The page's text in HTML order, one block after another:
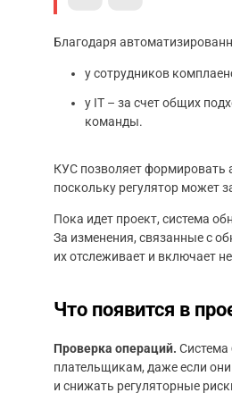
Благодаря
у сотрудников
у IT – за счет общих
команды.
КУС позволяет формировать
поскольку регулятор может
Пока идет проект, система
За изменения, связанные с
их отслеживает и включает
Что появится в
Проверка операций. Система
плательщикам, даже если
и снижать регуляторные